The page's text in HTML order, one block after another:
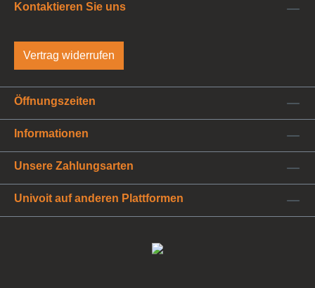
Kontaktieren Sie uns
Vertrag widerrufen
Öffnungszeiten
Informationen
Unsere Zahlungsarten
Univoit auf anderen Plattformen